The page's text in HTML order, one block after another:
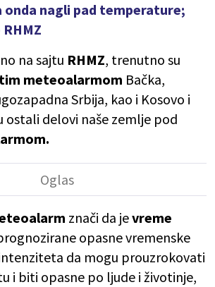
onda nagli pad temperature;
na sajtu RHMZ, trenutno su
meteoalarmom Bačka,
Srbija, kao i Kosovo i
ostali delovi naše zemlje pod
znači da jevreme
opasne vremenske
da mogu prouzrokovati
i biti opasne po ljude i životinje,